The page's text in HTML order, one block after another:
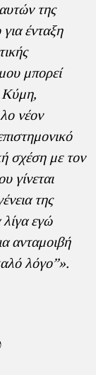
της
ένταξη
μπορεί
Κύμη,
νέον
σχέση με τον
γίνεται
της
εγώ
ανταμοιβή
λόγο”».